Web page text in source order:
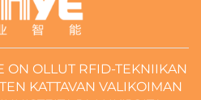
ON OLLUT RFID-TEKNIIKAN
KATTAVAN VALIKOIMAN